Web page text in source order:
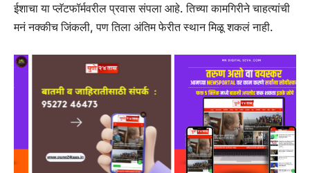
ईशाचा या प्लॅटफॉर्मवरील प्रवास संपला आहे. तिच्या कामगिरीने चाहत्यांची
मनं नक्कीच जिंकली, पण तिला अंतिम फेरीत स्थान मिळू शकलं नाही.